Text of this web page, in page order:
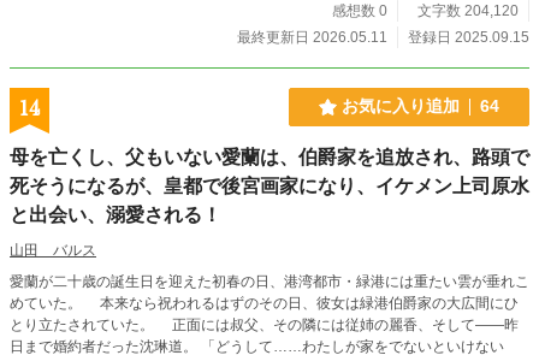
感想数 0
文字数 204,120
最終更新日 2026.05.11
登録日 2025.09.15
14 お気に入り追加 64
母を亡くし、父もいない愛蘭は、伯爵家を追放され、路頭で
死そうになるが、皇都で後宮画家になり、イケメン上司原水
と出会い、溺愛される！
山田 バルス
愛蘭が二十歳の誕生日を迎えた初春の日、港湾都市・緑港には重たい雲が垂れこ
めていた。 本来なら祝われるはずのその日、彼女は緑港伯爵家の大広間にひ
とり立たされていた。 正面には叔父、その隣には従姉の麗香、そして――昨
日まで婚約者だった沈琳道。 「どうして……わたしが家をでないといけない